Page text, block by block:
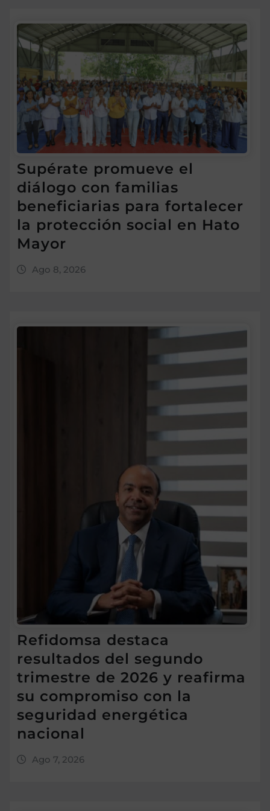
Supérate promueve el
diálogo con familias
beneficiarias para fortalecer
la protección social en Hato
Mayor
Ago 8, 2026
Refidomsa destaca
resultados del segundo
trimestre de 2026 y reafirma
su compromiso con la
seguridad energética
nacional
Ago 7, 2026